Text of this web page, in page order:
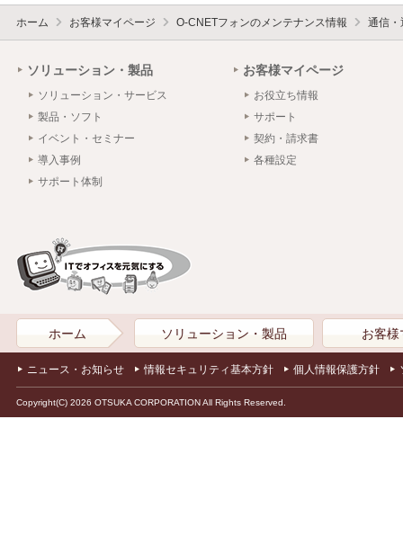
ホーム お客様マイページ O-CNETフォンのメンテナンス情報 通信・
ソリューション・製品
ソリューション・サービス
製品・ソフト
イベント・セミナー
導入事例
サポート体制
お客様マイページ
お役立ち情報
サポート
契約・請求書
各種設定
ホーム ソリューション・製品 お客様
ニュース・お知らせ 情報セキュリティ基本方針 個人情報保護方針
Copyright(C) 2026 OTSUKA CORPORATION All Rights Reserved.